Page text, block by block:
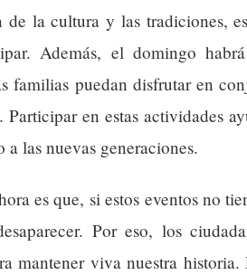
de la cultura y las tradiciones,
Además, el domingo
familias puedan disfrutar en
Participar en estas actividades
las nuevas generaciones.
es que, si estos eventos no
Por eso, los
mantener viva nuestra